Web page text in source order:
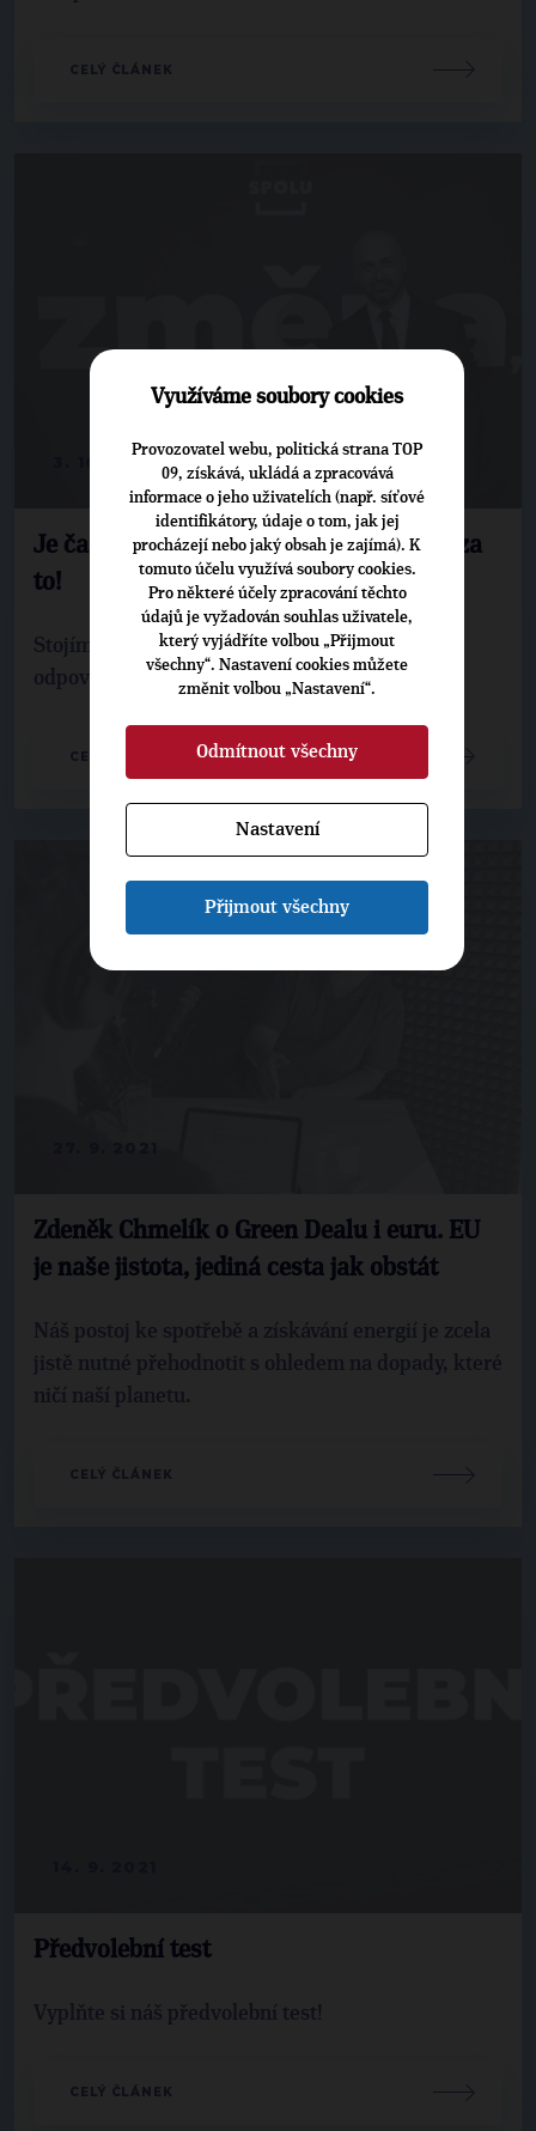
CELÝ ČLÁNEK
3. 10. 2021
Je čas na změnu, tak ať ta změna stojí za
to!
Stojíme před možností volby morálky,
odpovědnosti a lidských hodnot.
CELÝ ČLÁNEK
Zdeněk Chmelík o Green Dealu i euru. EU
je naše jistota, jediná cesta jak obstát
Náš postoj ke spotřebě a získávání energií je zcela
jistě nutné přehodnotit s ohledem na dopady, které
ničí naší planetu.
CELÝ ČLÁNEK
Předvolební test
Vyplňte si náš předvolební test!
CELÝ ČLÁNEK
Využíváme soubory cookies
Provozovatel webu, politická strana TOP
09, získává, ukládá a zpracovává
informace o jeho uživatelích (např. síťové
identifikátory, údaje o tom, jak jej
procházejí nebo jaký obsah je zajímá). K
tomuto účelu využívá soubory cookies.
Pro některé účely zpracování těchto
údajů je vyžadován souhlas uživatele,
který vyjádříte volbou „Přijmout
všechny“. Nastavení cookies můžete
změnit volbou „Nastavení“.
Odmítnout všechny
Nastavení
Přijmout všechny